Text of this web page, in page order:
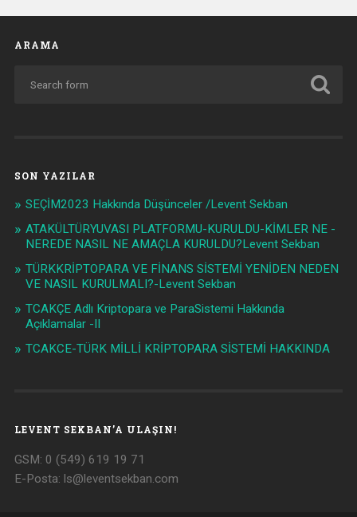
ARAMA
SON YAZILAR
SEÇİM2023 Hakkında Düşünceler /Levent Sekban
ATAKÜLTÜRYUVASI PLATFORMU-KURULDU-KİMLER NE -
NEREDE NASIL NE AMAÇLA KURULDU?Levent Sekban
TÜRKKRİPTOPARA VE FİNANS SİSTEMİ YENİDEN NEDEN
VE NASIL KURULMALI?-Levent Sekban
TCAKÇE Adlı Kriptopara ve ParaSistemi Hakkında
Açıklamalar -II
TCAKCE-TÜRK MİLLİ KRİPTOPARA SİSTEMİ HAKKINDA
LEVENT SEKBAN’A ULAŞIN!
GSM: 0 (549) 619 19 71
E-Posta: ls@leventsekban.com